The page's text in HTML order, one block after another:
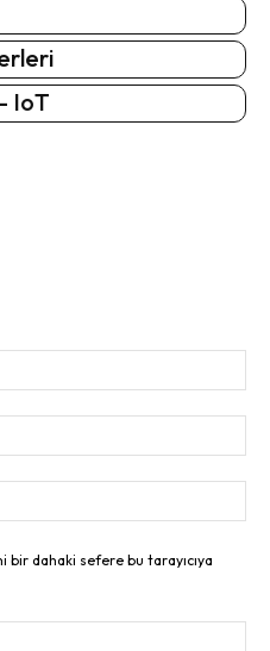
IoT
dahaki sefere bu tarayıcıya